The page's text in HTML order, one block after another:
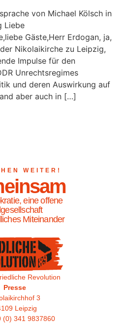
von Michael Kölsch in
Liebe
Gäste,Herr Erdogan, ja,
Nikolaikirche zu Leipzig,
Impulse für den
Unrechtsregimes
und deren Auswirkung auf
aber auch in […]
WEITER!
eine offene
Miteinander
Revolution
Presse
3
Leipzig
(0) 341 9837860